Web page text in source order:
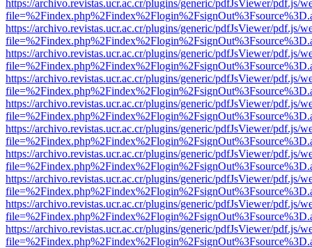
https://archivo.revistas.ucr.ac.cr/plugins/generic/pdfJsViewer/pdf.js/
https://archivo.revistas.ucr.ac.cr/plugins/generic/pdfJsViewer/pdf.js/
https://archivo.revistas.ucr.ac.cr/plugins/generic/pdfJsViewer/pdf.js/
https://archivo.revistas.ucr.ac.cr/plugins/generic/pdfJsViewer/pdf.js/
https://archivo.revistas.ucr.ac.cr/plugins/generic/pdfJsViewer/pdf.js/
https://archivo.revistas.ucr.ac.cr/plugins/generic/pdfJsViewer/pdf.js/
https://archivo.revistas.ucr.ac.cr/plugins/generic/pdfJsViewer/pdf.js/
https://archivo.revistas.ucr.ac.cr/plugins/generic/pdfJsViewer/pdf.js/
https://archivo.revistas.ucr.ac.cr/plugins/generic/pdfJsViewer/pdf.js/
https://archivo.revistas.ucr.ac.cr/plugins/generic/pdfJsViewer/pdf.js/